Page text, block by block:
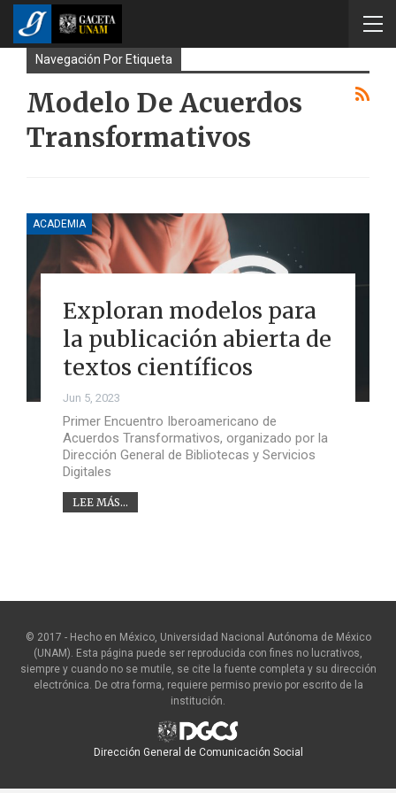
Navegación Por Etiqueta
Modelo De Acuerdos
Transformativos
ACADEMIA
Exploran modelos para
la publicación abierta de
textos científicos
Jun 5, 2023
Primer Encuentro Iberoamericano de
Acuerdos Transformativos, organizado por la
Dirección General de Bibliotecas y Servicios
Digitales
LEE MÁS...
© 2017 - Hecho en México, Universidad Nacional Autónoma de México
(UNAM). Esta página puede ser reproducida con fines no lucrativos,
siempre y cuando no se mutile, se cite la fuente completa y su dirección
electrónica. De otra forma, requiere permiso previo por escrito de la
institución.
Dirección General de Comunicación Social